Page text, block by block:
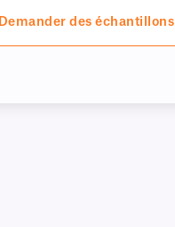
Demander des échantillons